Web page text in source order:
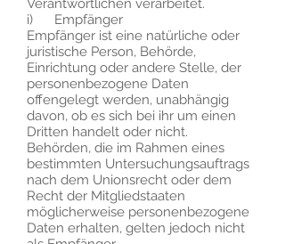
Verantwortlichen verarbeitet.
i) Empfänger
Empfänger ist eine natürliche oder
juristische Person, Behörde,
Einrichtung oder andere Stelle, der
personenbezogene Daten
offengelegt werden, unabhängig
davon, ob es sich bei ihr um einen
Dritten handelt oder nicht.
Behörden, die im Rahmen eines
bestimmten Untersuchungsauftrags
nach dem Unionsrecht oder dem
Recht der Mitgliedstaaten
möglicherweise personenbezogene
Daten erhalten, gelten jedoch nicht